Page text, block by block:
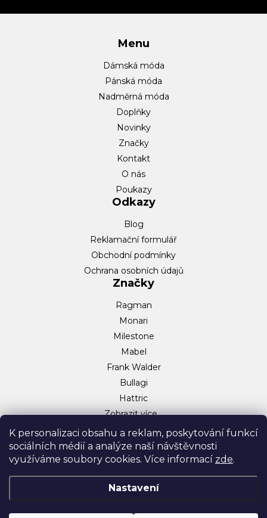
K personalizaci obsahu a reklam, poskytování funkcí
sociálních médií a analýze naší návštěvnosti
využíváme soubory cookies. Více informací zde.
Nastavení
í
Menu
Dámská móda
Pánská móda
Nadměrná móda
Doplňky
Novinky
Značky
Kontakt
O nás
Poukazy
Odkazy
Blog
Reklamační formulář
Obchodní podmínky
Ochrana osobních údajů
Značky
Ragman
Monari
Milestone
Mabel
Frank Walder
Bullagi
Hattric
Zobrazit více…
Sociální sítě
Facebook
Instagram
TikTok